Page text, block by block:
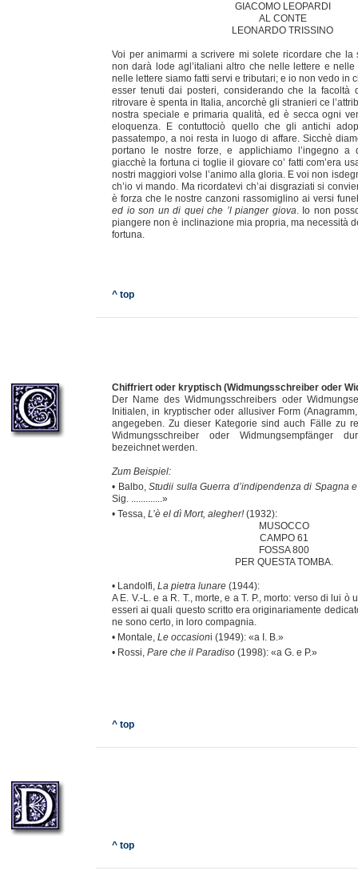
GIACOMO LEOPARDI
AL CONTE
LEONARDO TRISSINO
Voi per animarmi a scrivere mi solete ricordare che la
non darà lode agl’italiani altro che nelle lettere e
nelle lettere siamo fatti servi e tributari; e io non vedo in
esser tenuti dai posteri, considerando che la facoltà
ritrovare è spenta in Italia, ancorchè gli stranieri ce
nostra speciale e primaria qualità, ed è secca ogni
eloquenza. E contuttociò quello che gli antichi
passatempo, a noi resta in luogo di affare. Sicchè
portano le nostre forze, e applichiamo l’ingegno a
giacchè la fortuna ci toglie il giovare co’ fatti com’era
nostri maggiori volse l’animo alla gloria. E voi non
ch’io vi mando. Ma ricordatevi ch’ai disgraziati si
è forza che le nostre canzoni rassomiglino ai versi
ed io son un di quei che ’l pianger giova. Io non
piangere non è inclinazione mia propria, ma necessità
fortuna.
^ top
Chiffriert oder kryptisch (Widmungsschreiber oder
Der Name des Widmungsschreibers oder
Initialen, in kryptischer oder allusiver Form
angegeben. Zu dieser Kategorie sind auch Fälle zu
Widmungsschreiber oder Widmungsempfänger
bezeichnet werden.
Zum Beispiel:
• Balbo,Studii sulla Guerra d’indipendenza di Spagna
Sig. .............»
• Tessa, L’è el dì Mort, alegher!(1932):
MUSOCCO
CAMPO 61
FOSSA 800
PER QUESTA TOMBA.
• Landolfi, La pietra lunare (1944):
A E. V.-L. e a R. T., morte, e a T. P., morto: verso di lui ò
esseri ai quali questo scritto era originariamente
ne sono certo, in loro compagnia.
• Montale, Le occasioni (1949): «a I. B.»
• Rossi, Pare che il Paradiso (1998): «a G. e P.»
^ top
^ top